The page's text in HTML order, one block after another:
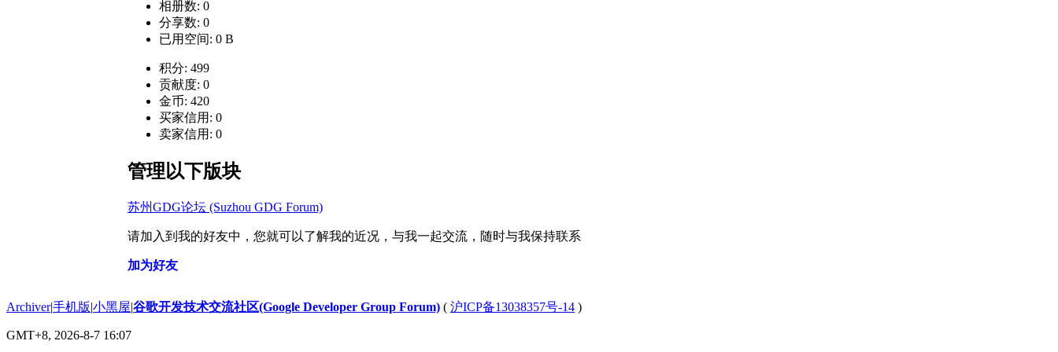
相册数: 0
分享数: 0
已用空间: 0 B
积分: 499
贡献度: 0
金币: 420
买家信用: 0
卖家信用: 0
管理以下版块
苏州GDG论坛 (Suzhou GDG Forum)
请加入到我的好友中，您就可以了解我的近况，与我一起交流，随时与我保持联系
加为好友
Archiver|手机版|小黑屋|谷歌开发技术交流社区(Google Developer Group Forum) ( 沪ICP备13038357号-14 )
GMT+8, 2026-8-7 16:07